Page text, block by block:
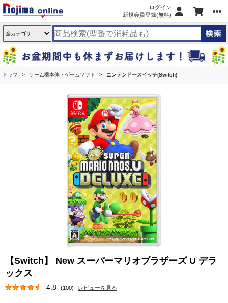
ログイン
新規会員登録(無料)
トップ ゲーム機本体・ゲームソフト ニンテンドースイッチ(Switch)
【Switch】 New スーパーマリオブラザーズ U デラ
ックス
4.8 (100) レビューを見る